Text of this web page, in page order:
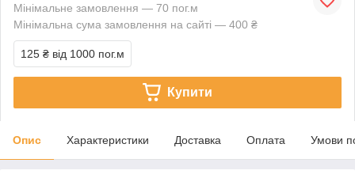
Мінімальне замовлення — 70 пог.м
Мінімальна сума замовлення на сайті — 400 ₴
125 ₴ від 1000 пог.м
Купити
Опис Характеристики Доставка Оплата Умови